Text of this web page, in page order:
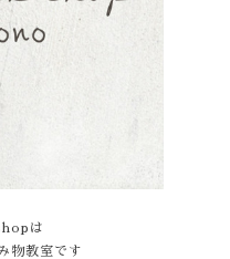
は
物教室です